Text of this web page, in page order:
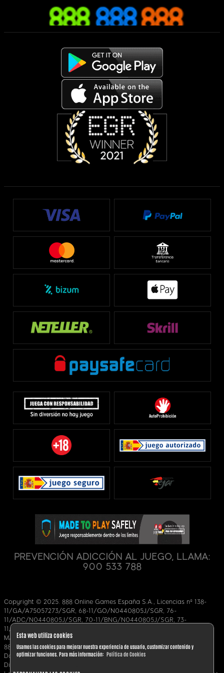
Apuesta desde tu móvil
PREVENCIÓN ADICCIÓN AL JUEGO, LLAMA:
900 533 788
Copyright © 2025. 888 Online Games España S.A., Licencias nº 138-
11/GA/A75057273/SGR, 68-11/GO/N0440805J/SGR, 76-
11/ADC/N0440805J/SGR, 70-11/BNG/N0440805J/SGR, 73-
11/BLJ/N0440805J/SGR, 71-11/POQ/N0440805J7SGR,
MAZ/2014/008, una filial de evoke Plc.
888 Online Games España S.A. es una sociedad inscrita en Ceuta;
Domicilio social: Calle Millán Astray nº1, 51001, Ceuta, España.
Dirección de contacto: Cuatrecasas, Calle Almagro 9, 28010, Madrid.
Esta web utiliza cookies
Usamos las cookies para mejorar nuestra experiencia de usuario, customizar contenido y
optimizar funciones. Para más información: Política de Cookies